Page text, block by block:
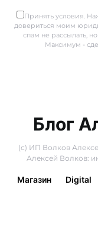
Принять условия.
довериться моим
спам не рассылать,
Максимум -
Блог
(с) ИП Волков
Алексей Волков:
Магазин Digital